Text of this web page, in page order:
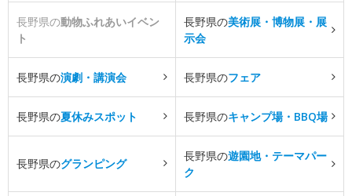
長野県の動物ふれあいイベン
ト
長野県の美術展・博物展・展
示会
長野県の演劇・講演会 長野県のフェア
長野県の夏休みスポット 長野県のキャンプ場・BBQ場
長野県のグランピング
長野県の遊園地・テーマパー
ク